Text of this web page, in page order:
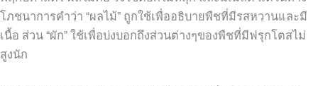
โภชนาการคำว่า “ผลไม้” ถูกใช้เพื่ออธิบายพืชที่มีรสหวานและมี
เนื้อ ส่วน “ผัก” ใช้เพื่อบ่งบอกถึงส่วนต่างๆของพืชที่มีฟรุกโตสไม่
สูงนัก